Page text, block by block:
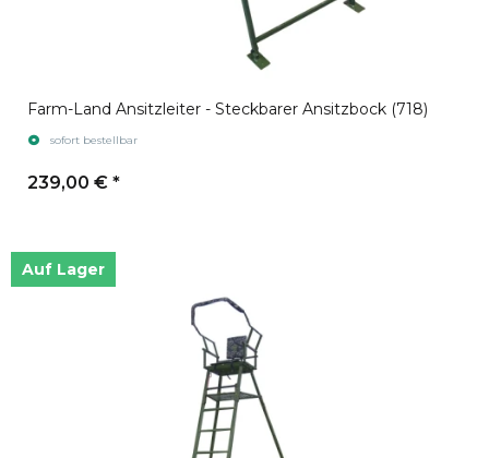
Farm-Land Ansitzleiter - Steckbarer Ansitzbock (718)
sofort bestellbar
239,00 € *
Auf Lager